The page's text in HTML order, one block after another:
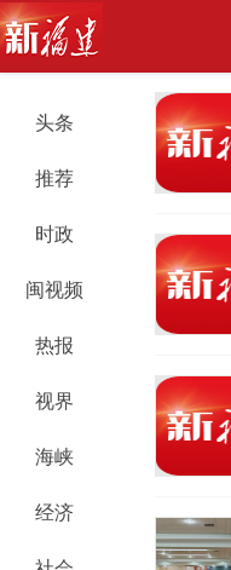
头条
推荐
时政
闽视频
热报
视界
海峡
经济